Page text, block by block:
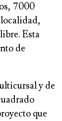
7000
Esta
de
y de
que